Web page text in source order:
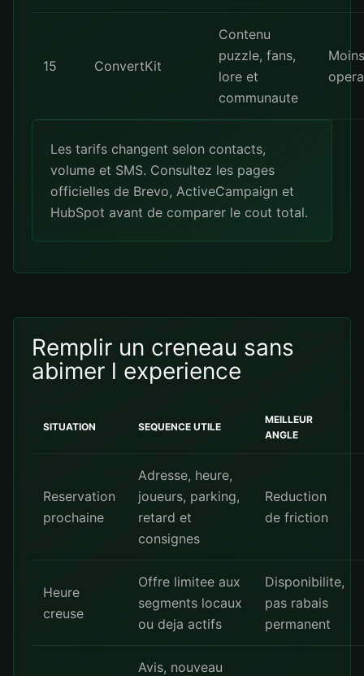
15 ConvertKit
Contenu
puzzle, fans,
lore et
communaute
Moins
Les tarifs changent selon contacts,
volume et SMS. Consultez les pages
officielles de Brevo, ActiveCampaign et
HubSpot avant de comparer le cout total.
Remplir un creneau sans
abimer l experience
SITUATION SEQUENCE UTILE
MEILLEUR
ANGLE
Reservation
prochaine
Adresse, heure,
joueurs, parking,
retard et
consignes
Reduction
de friction
Heure
creuse
Offre limitee aux
segments locaux
ou deja actifs
Disponibilite,
pas rabais
permanent
Avis, nouveau